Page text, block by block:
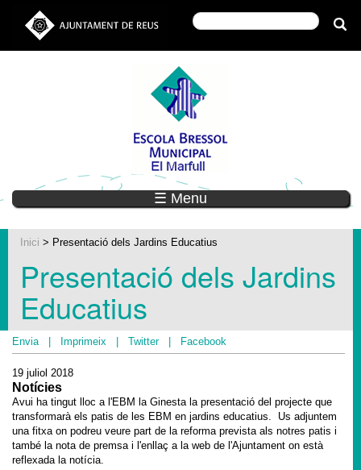
☰ Menu
Inici > Presentació dels Jardins Educatius
Presentació dels Jardins
Educatius
Envia | Imprimeix | Twitter | Facebook
19 juliol 2018
Notícies
Avui ha tingut lloc a l'EBM la Ginesta la presentació del projecte que
transformarà els patis de les EBM en jardins educatius. Us adjuntem
una fitxa on podreu veure part de la reforma prevista als notres patis i
també la nota de premsa i l'enllaç a la web de l'Ajuntament on està
reflexada la notícia.